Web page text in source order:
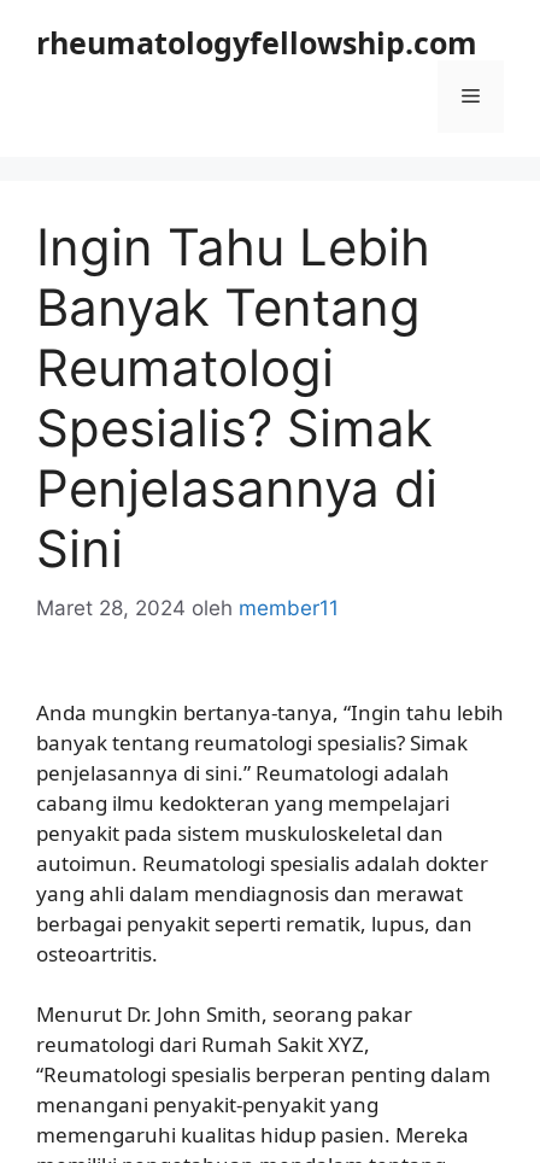
rheumatologyfellowship.com
Menu
Ingin Tahu Lebih
Banyak Tentang
Reumatologi
Spesialis? Simak
Penjelasannya di
Sini
Maret 28, 2024 oleh member11
Anda mungkin bertanya-tanya, “Ingin tahu lebih
banyak tentang reumatologi spesialis? Simak
penjelasannya di sini.” Reumatologi adalah
cabang ilmu kedokteran yang mempelajari
penyakit pada sistem muskuloskeletal dan
autoimun. Reumatologi spesialis adalah dokter
yang ahli dalam mendiagnosis dan merawat
berbagai penyakit seperti rematik, lupus, dan
osteoartritis.
Menurut Dr. John Smith, seorang pakar
reumatologi dari Rumah Sakit XYZ,
“Reumatologi spesialis berperan penting dalam
menangani penyakit-penyakit yang
memengaruhi kualitas hidup pasien. Mereka